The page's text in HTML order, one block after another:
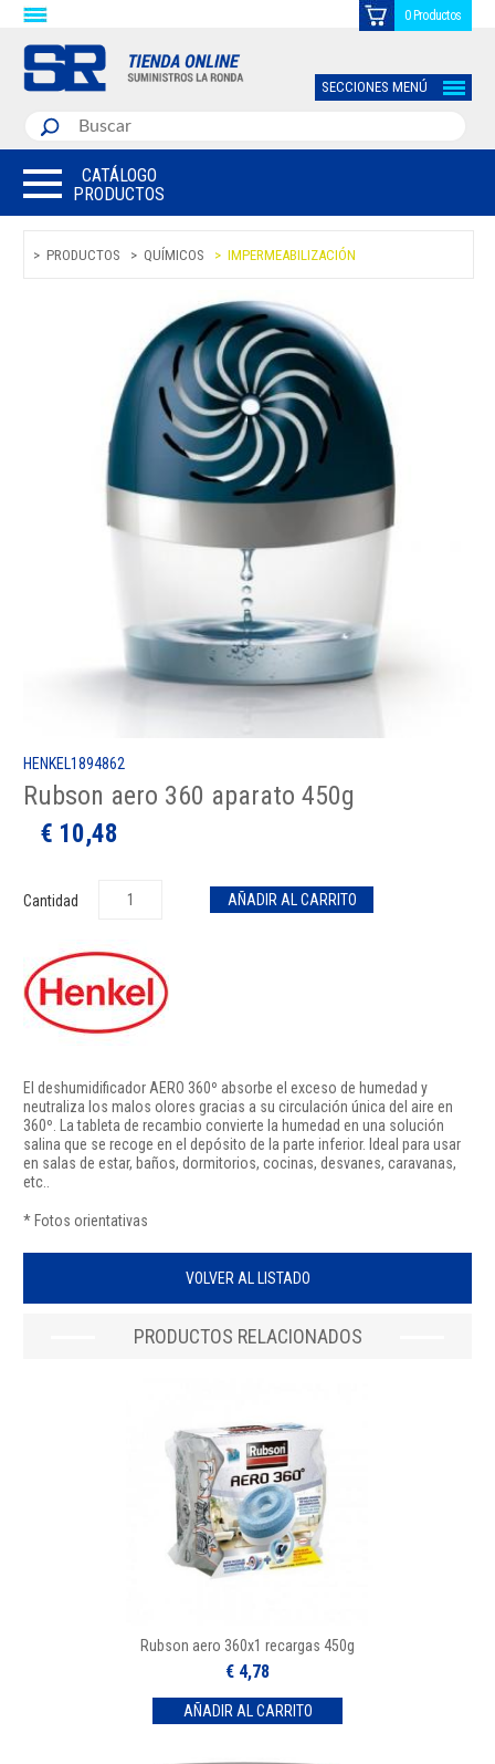
0 Productos
SECCIONES MENÚ
CATÁLOGO
PRODUCTOS
PRODUCTOS QUÍMICOS IMPERMEABILIZACIÓN
HENKEL1894862
Rubson aero 360 aparato 450g
€ 10,48
Cantidad
El deshumidificador AERO 360º absorbe el exceso de humedad y
neutraliza los malos olores gracias a su circulación única del aire en
360º. La tableta de recambio convierte la humedad en una solución
salina que se recoge en el depósito de la parte inferior. Ideal para usar
en salas de estar, baños, dormitorios, cocinas, desvanes, caravanas,
etc..
* Fotos orientativas
VOLVER AL LISTADO
PRODUCTOS RELACIONADOS
Rubson aero 360x1 recargas 450g
€ 4,78